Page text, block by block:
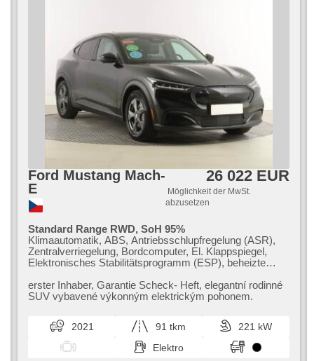
Ford Mustang Mach-
E
26 022 EUR
Möglichkeit der MwSt.
abzusetzen
Standard Range RWD, SoH 95%
Klimaautomatik, ABS, Antriebsschlupfregelung (ASR),
Zentralverriegelung, Bordcomputer, El. Klappspiegel,
Elektronisches Stabilitätsprogramm (ESP), beheizte
Reifendrucksensor, USB, beheizte Lenkrad, Uhr Spur,
Servolenkung, El. Seitenscheiben, Autoradio,
erster Inhaber,​ Garantie Scheck​- Heft,​ elegantní rodinné
SUV vybavené výkonným elektrickým pohonem.
2021 91 tkm
221 kW
Elektro